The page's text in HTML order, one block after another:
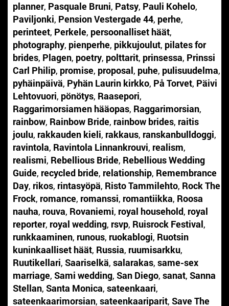
planner, Pasquale Bruni, Patsy, Pauli Kohelo,
Paviljonki, Pension Vestergade 44, perhe,
perinteet, Perkele, persoonalliset häät,
photography, pienperhe, pikkujoulut, pilates for
brides, Plagen, poetry, polttarit, prinsessa, Prinssi
Carl Philip, promise, proposal, puhe, pulisuudelma,
pyhäinpäivä, Pyhän Laurin kirkko, På Torvet, Päivi
Lehtovuori, pönötys, Raasepori,
Raggarimorsiamen hääopas, Raggarimorsian,
rainbow, Rainbow Bride, rainbow brides, raitis
joulu, rakkauden kieli, rakkaus, ranskanbulldoggi,
ravintola, Ravintola Linnankrouvi, realism,
realismi, Rebellious Bride, Rebellious Wedding
Guide, recycled bride, relationship, Remembrance
Day, rikos, rintasyöpä, Risto Tammilehto, Rock The
Frock, romance, romanssi, romantiikka, Roosa
nauha, rouva, Rovaniemi, royal household, royal
reporter, royal wedding, rsvp, Ruisrock Festival,
runkkaaminen, runous, ruokablogi, Ruotsin
kuninkaalliset häät, Russia, ruumisarkku,
Ruutikellari, Saariselkä, salarakas, same-sex
marriage, Sami wedding, San Diego, sanat, Sanna
Stellan, Santa Monica, sateenkaari,
sateenkaarimorsian, sateenkaariparit, Save The